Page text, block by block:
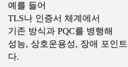
예를 들어
TLS나 인증서 체계에서
기존 방식과 PQC를 병행해
성능, 상호운용성, 장애 포인
다.